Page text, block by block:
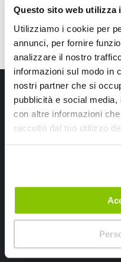
Questo sito web utilizza
Utilizziamo i cookie per
annunci, per fornire
analizzare il nostro
informazioni sul modo in
nostri partner che si
pubblicità e social
con altre informazioni
raccolto dal tuo utilizzo
Iscriviti alla
Ricevi subito uno sconto del